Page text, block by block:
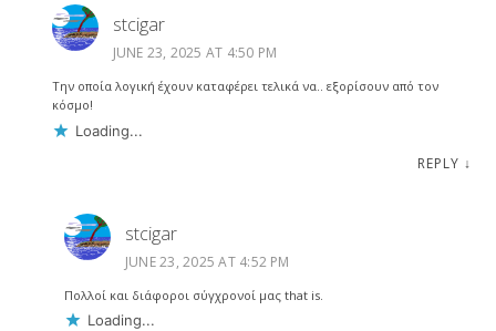
stcigar
JUNE 23, 2025 AT 4:50 PM
Την οποία λογική έχουν καταφέρει τελικά να.. εξορίσουν από τον
κόσμο!
Loading...
REPLY ↓
stcigar
JUNE 23, 2025 AT 4:52 PM
Πολλοί και διάφοροι σύγχρονοί μας that is.
Loading...